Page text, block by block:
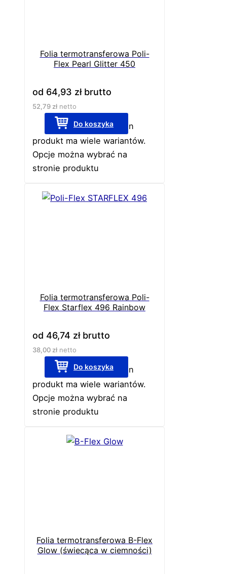
Folia termotransferowa Poli-
Flex Pearl Glitter 450
od 64,93 złbrutto
52,79 złnetto
Do koszyka
Ten
produkt ma wiele wariantów.
Opcje można wybrać na
stronie produktu
Folia termotransferowa Poli-
Flex Starflex 496 Rainbow
od 46,74 złbrutto
38,00 złnetto
Do koszyka
Ten
produkt ma wiele wariantów.
Opcje można wybrać na
stronie produktu
Folia termotransferowa B-Flex
Glow (świecąca w ciemności)